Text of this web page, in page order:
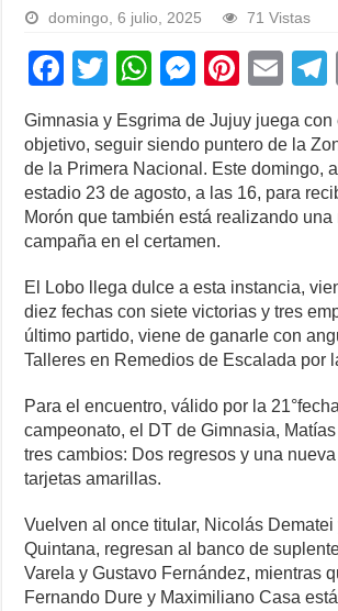
domingo, 6 julio, 2025 71 Vistas
F
c
e
b
o
o
k
T
wi
tt
er
W
h
at
s
A
p
p
M
e
ss
e
n
g
er
Pi
nt
er
e
st
E
ail
Gimnasia y Esgrima de Jujuy juega con
objetivo, seguir siendo puntero de la
de la Primera Nacional. Este domingo,
estadio 23 de agosto, a las 16, para
Morón que también está realizando una
campaña en el certamen.
El Lobo llega dulce a esta instancia,
diez fechas con siete victorias y tres
último partido, viene de ganarle con
Talleres en Remedios de Escalada por
Para el encuentro, válido por la
campeonato, el DT de Gimnasia,
tres cambios: Dos regresos y una
tarjetas amarillas.
Vuelven al once titular, Nicolás
Quintana, regresan al banco de
Varela y Gustavo Fernández, mientras
Fernando Dure y Maximiliano Casa